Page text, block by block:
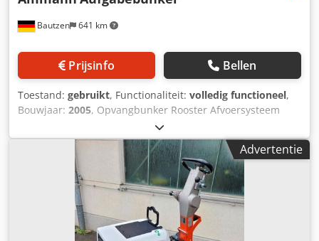
Bautzen 641 km
Prijsinfo Bellen
Toestand: gebruikt, Functionaliteit: volledig functioneel,
Bouwjaar: 2005, Opvangbunker Rooster Afvoersysteem
Transportband, 12 m, met bandbreedte 650 mm.
Dodpfxszq Szre Ad Nekr
Advertentie